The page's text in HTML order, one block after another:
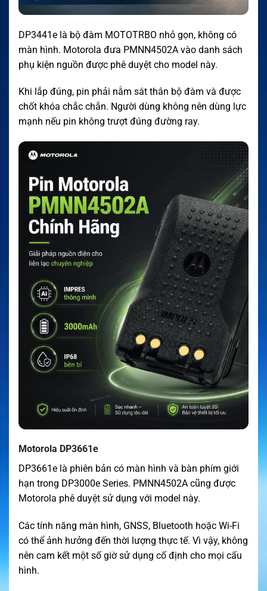
DP3441e là bộ đàm MOTOTRBO nhỏ gọn, không có
màn hình. Motorola đưa PMNN4502A vào danh sách
phụ kiện nguồn được phê duyệt cho model này.
Khi lắp đúng, pin phải nằm sát thân bộ đàm và được
chốt khóa chắc chắn. Người dùng không nên dùng lực
mạnh nếu pin không trượt đúng đường ray.
Motorola DP3661e
DP3661e là phiên bản có màn hình và bàn phím giới
hạn trong DP3000e Series. PMNN4502A cũng được
Motorola phê duyệt sử dụng với model này.
Các tính năng màn hình, GNSS, Bluetooth hoặc Wi-Fi
có thể ảnh hưởng đến thời lượng thực tế. Vì vậy, không
nên cam kết một số giờ sử dụng cố định cho mọi cấu
hình.